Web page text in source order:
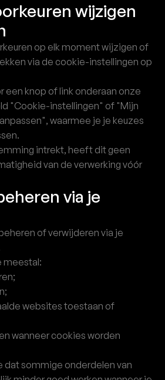
wijzigen
op elk moment wijzigen of
via de cookie-instellingen op
een knop of link onderaan onze
"Cookie-instellingen" of "Mijn
waarmee je je keuzes
intrekt, heeft dit geen
van de verwerking vóór
via je
of verwijderen via je
meestal:
websites toestaan of
wanneer cookies worden
dat sommige onderdelen van